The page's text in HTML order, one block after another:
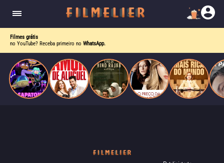
Filmes grátis
no YouTube? Receba primeiro no WhatsApp.
ela descobre que o verdadeiro poder vem de